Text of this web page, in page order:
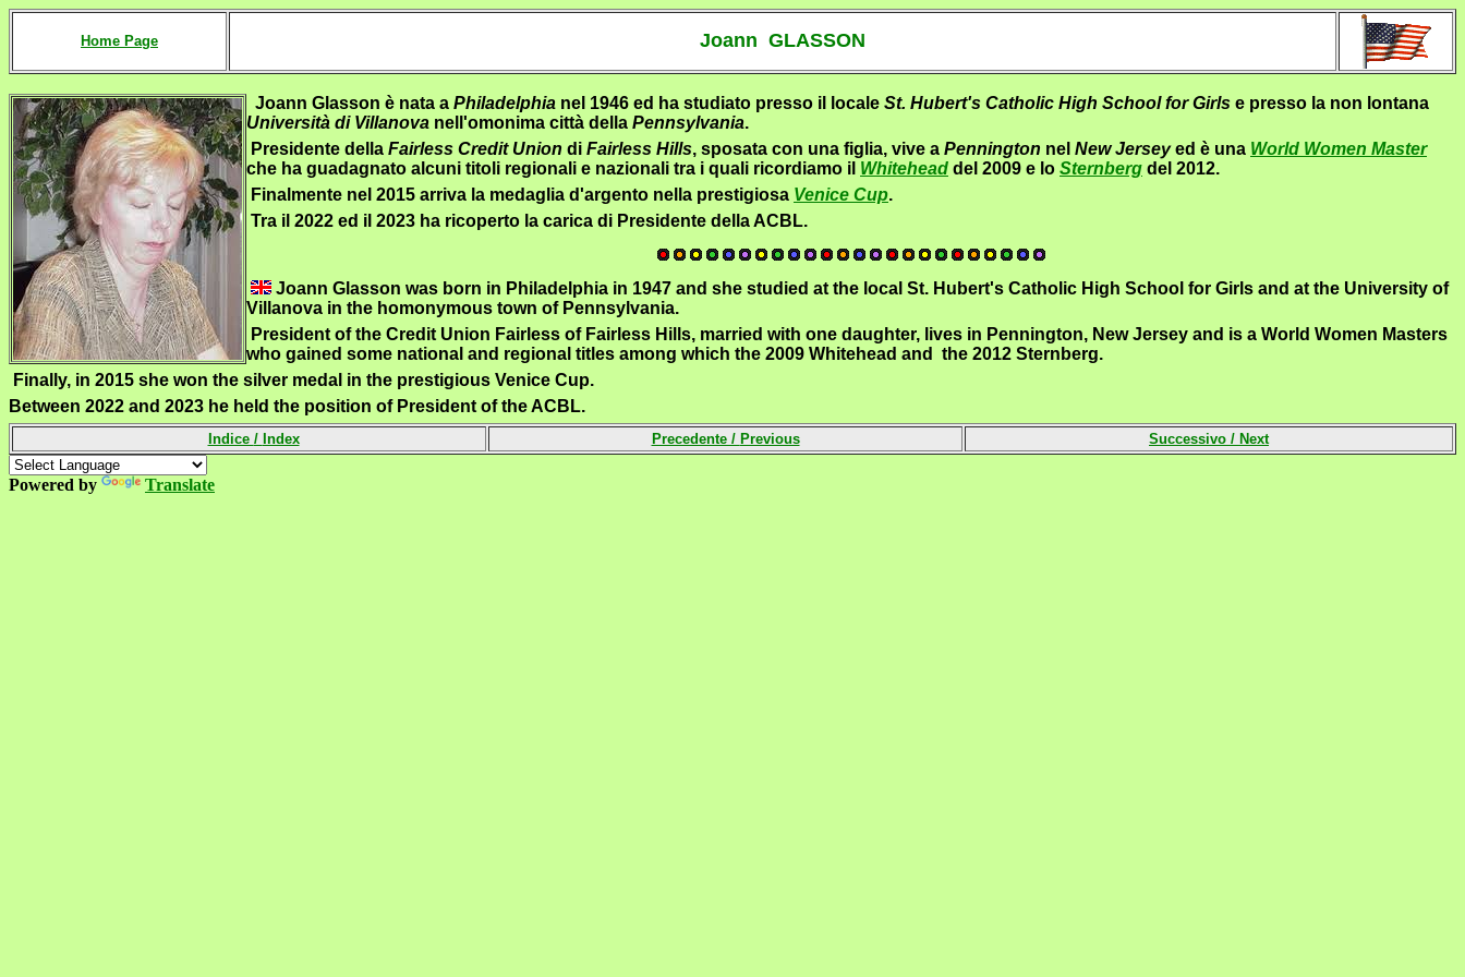
Home Page Joann GLASSON
Joann Glasson è nata a Philadelphia nel 1946 ed ha studiato presso il locale St. Hubert's Catholic High School for Girls e presso la non lontana
Università di Villanova nell'omonima città della Pennsylvania.
Presidente della Fairless Credit Union di Fairless Hills, sposata con una figlia, vive a Pennington nel New Jerseyed è una World Women Master
che ha guadagnato alcuni titoli regionali e nazionali tra i quali ricordiamo il Whitehead del 2009 e lo Sternberg del 2012.
Finalmente nel 2015 arriva la medaglia d'argento nella prestigiosa Venice Cup.
Tra il 2022 ed il 2023 ha ricoperto la carica di Presidente della ACBL.
Joann Glasson was born in Philadelphia in 1947 and she studied at the local St. Hubert's Catholic High School for Girls and at the University of
Villanova in the homonymous town of Pennsylvania.
President of the Credit Union Fairless of Fairless Hills, married with one daughter, lives in Pennington, New Jersey and is a World Women Masters
who gained some national and regional titles among which the 2009 Whitehead and the 2012 Sternberg.
Finally, in 2015 she won the silver medal in the prestigious Venice Cup.
Between 2022 and 2023 he held the position of President of the ACBL.
Indice / Index Precedente / Previous Successivo / Next
Powered by Translate